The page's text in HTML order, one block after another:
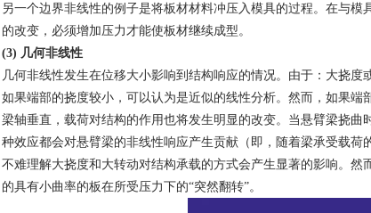
另一个边界非线性的例子是将板材材料冲压入模具的过程。在与模
的改变，必须增加压力才能使板材继续成型。
(3) 几何非线性
几何非线性发生在位移大小影响到结构响应的情况。由于：大挠度
如果端部的挠度较小，可以认为是近似的线性分析。 然而，如果端
梁轴垂直，载荷对结构的作用也将发生明显的改变。当悬臂梁挠
种效应都会对悬臂梁的非线性响应产生贡献（即，随着梁承受载荷
不难理解大挠度和大转动对结构承载的方式会产生显著的影响。然
的具有小曲率的板在所受压力下的“突然翻转”。